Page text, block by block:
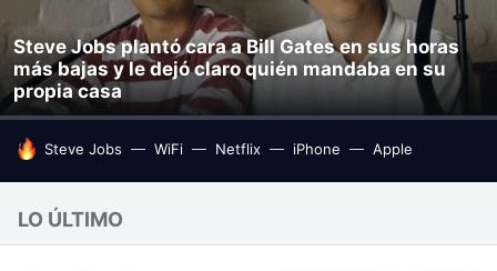
Steve Jobs plantó cara a Bill Gates en sus horas
más bajas y le dejó claro quién mandaba en su
propia casa
HOY SE HABLA DE
Steve Jobs WiFi Netflix iPhone Apple
LO ÚLTIMO